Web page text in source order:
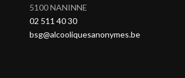
5100 NANINNE
02 511 40 30
bsg@alcooliquesanonymes.be